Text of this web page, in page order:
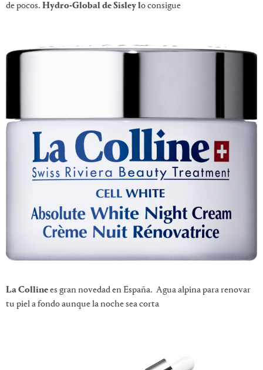
de pocos. Hydro-Global de Sisley lo consigue
La Collinees gran novedad en España. Agua alpina para renovar
tu piel a fondo aunque la noche sea corta